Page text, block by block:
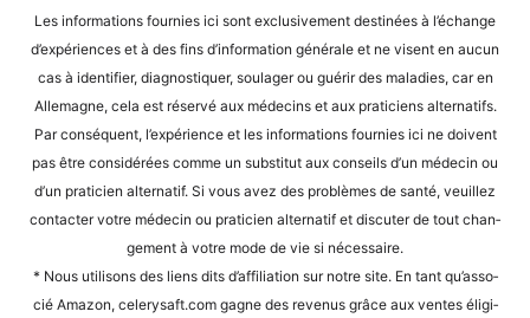
Les infor­ma­ti­ons four­nies ici sont exclu­si­ve­ment desti­nées à l’é­ch­an­ge
d’expé­ri­en­ces et à des fins d’in­for­ma­ti­on géné­ra­le et ne visent en aucun
cas à iden­ti­fier, dia­gnos­ti­quer, sou­la­ger ou guérir des mala­dies, car en
Alle­ma­gne, cela est réser­vé aux méde­cins et aux pra­ti­ci­ens alter­na­tifs.
Par con­sé­quent, l’expérience et les infor­ma­ti­ons four­nies ici ne doi­vent
pas être con­sidé­rées com­me un sub­sti­tut aux con­seils d’un méde­cin ou
d’un pra­ti­ci­en alter­na­tif. Si vous avez des pro­blè­mes de san­té, veuil­lez
cont­ac­ter vot­re méde­cin ou pra­ti­ci­en alter­na­tif et dis­cu­ter de tout chan­
ge­ment à vot­re mode de vie si nécessaire.
* Nous uti­li­sons des liens dits d’af­fi­lia­ti­on sur not­re site. En tant qu’as­so­
cié Ama­zon, cele​ry​saft​.com gagne des reve­nus grâce aux ven­tes éli­gi­